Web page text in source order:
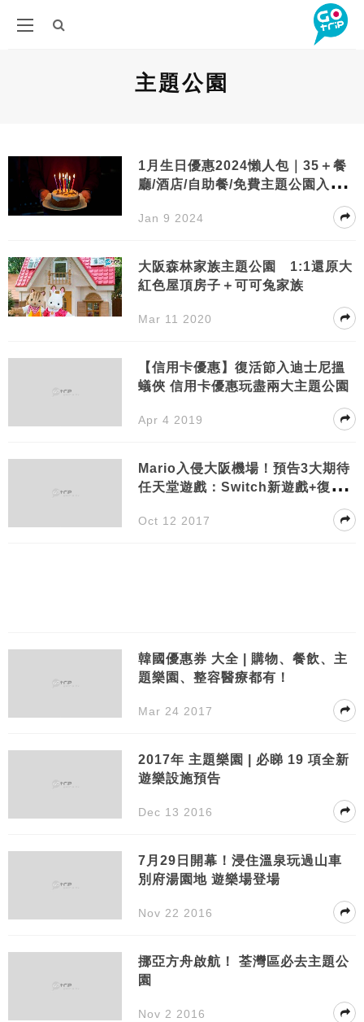
主題公園
1月生日優惠2024懶人包｜35＋餐
廳/酒店/自助餐/免費主題公園入場
Jan 9 2024
大阪森林家族主題公園 1:1還原大
紅色屋頂房子＋可可兔家族
Mar 11 2020
【信用卡優惠】復活節入迪士尼搵
蟻俠 信用卡優惠玩盡兩大主題公園
Apr 4 2019
Mario入侵大阪機場！預告3大期待
任天堂遊戲：Switch新遊戲+復刻
Oct 12 2017
韓國優惠券 大全 | 購物、餐飲、主
題樂園、整容醫療都有！
Mar 24 2017
2017年 主題樂園 | 必睇 19 項全新
遊樂設施預告
Dec 13 2016
7月29日開幕！浸住溫泉玩過山車
別府湯園地 遊樂場登場
Nov 22 2016
挪亞方舟啟航！ 荃灣區必去主題公
園
Nov 2 2016